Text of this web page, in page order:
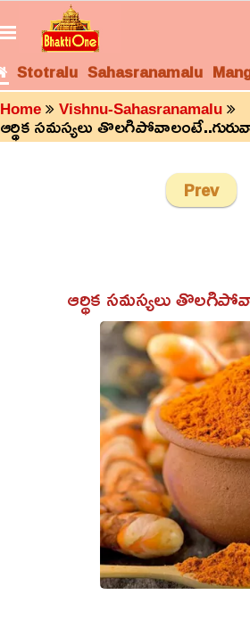
Stotralu Sahasranamalu
Home Vishnu-Sahasranamalu
ఆర్థిక సమస్యలు
Prev
ఆర్థిక సమస్యలు